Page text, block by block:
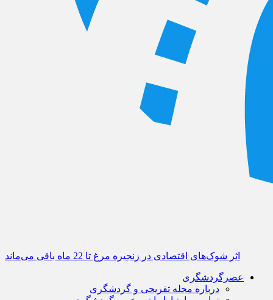
اثر شوک‌های اقتصادی در زنجیره مرغ تا 22 ماه باقی می‌ماند
عصرگردشگری
درباره مجله تفریحی و گردشگری